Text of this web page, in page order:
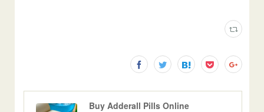
Buy Adderall Pills Online